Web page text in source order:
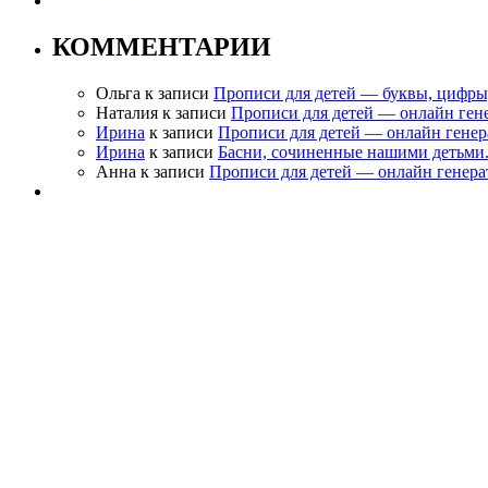
КОММЕНТАРИИ
Ольга к записи Прописи для детей — буквы,
Наталия к записи Прописи для детей — онлайн
Ирина к записи Прописи для детей — онлайн
Ирина к записи Басни, сочиненные нашими детьми.
Анна к записи Прописи для детей — онлайн